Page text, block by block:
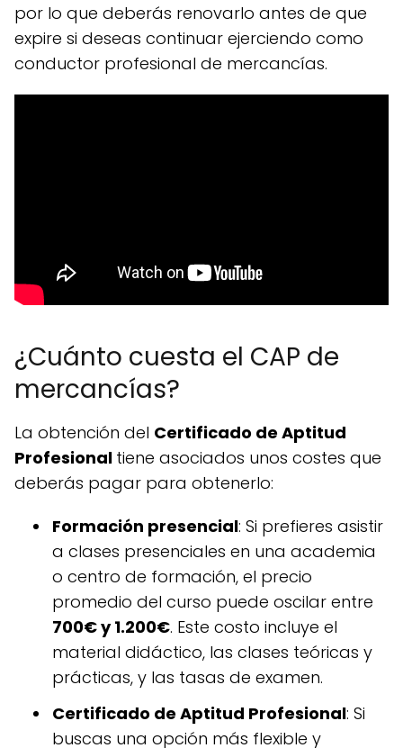
por lo que deberás renovarlo antes de que
expire si deseas continuar ejerciendo como
conductor profesional de mercancías.
¿Cuánto cuesta el CAP de
mercancías?
La obtención del Certificado de Aptitud
Profesional tiene asociados unos costes que
deberás pagar para obtenerlo:
Formación presencial: Si prefieres asistir
a clases presenciales en una academia
o centro de formación, el precio
promedio del curso puede oscilar entre
700€ y 1.200€. Este costo incluye el
material didáctico, las clases teóricas y
prácticas, y las tasas de examen.
Certificado de Aptitud Profesional: Si
buscas una opción más flexible y